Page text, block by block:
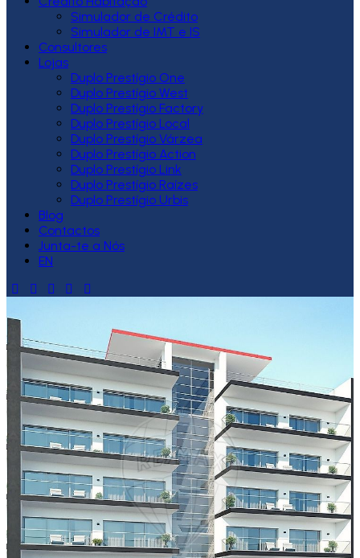
Simulador de Crédito
Simulador de IMT e IS
Consultores
Lojas
Duplo Prestígio One
Duplo Prestígio West
Duplo Prestígio Factory
Duplo Prestígio Local
Duplo Prestígio Várzea
Duplo Prestígio Action
Duplo Prestígio Link
Duplo Prestígio Raízes
Duplo Prestígio Urbis
Blog
Contactos
Junta-te a Nós
EN